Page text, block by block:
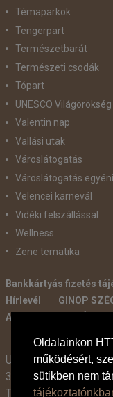
Oldalainkon
működésért,
sütikben nem
Témaparkok
Tengerpart
Természetbarát
Természeti csodák
Tópart
UNESCO Világörökség
Valentin nap
Vallási utak
Városlátogatás
Városlátogatás
Velencei karnevál
Vidéki felszállással
Wellness
Zene tematika
Bankkártyás fizetés
Hírlevél
GINOP
Ajánlatkérés
Utazási Iroda -TdM
3-7.
Tel:
+36 30 331 3359